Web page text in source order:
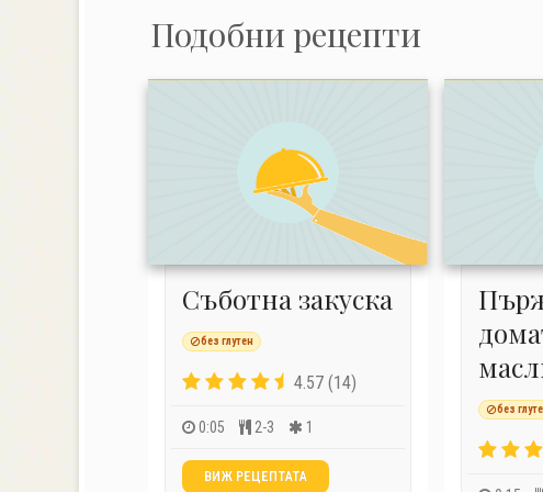
Подобни рецепти
Съботна закуска
без глутен
4.57 (14)
0:05 2-3 1
ВИЖ РЕЦЕПТАТА
без